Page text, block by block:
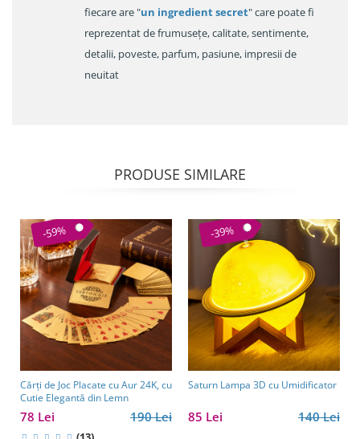
fiecare are "un ingredient secret" care poate fi
reprezentat de frumusețe, calitate, sentimente,
detalii, poveste, parfum, pasiune, impresii de
neuitat
PRODUSE SIMILARE
-59%
Cărți de Joc Placate cu Aur 24K, cu
Cutie Elegantă din Lemn
190 Lei
78 Lei
-39%
Saturn Lampa 3D cu Umidificator
140 Lei
85 Lei